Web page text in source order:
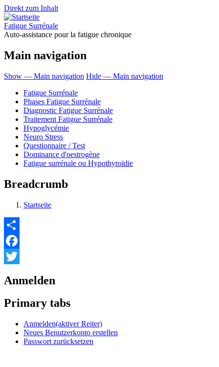
Direkt zum Inhalt
Fatigue Surrénale
Auto-assistance pour la fatigue chronique
Main navigation
Show — Main navigation Hide — Main navigation
Fatigue Surrénale
Phases Fatigue Surrénale
Diagnostic Fatigue Surrénale
Traitement Fatigue Surrénale
Hypoglycémie
Neuro Stress
Questionnaire / Test
Dominance d'oestrogène
Fatigue surrénale ou Hypothyroïdie
Breadcrumb
Startseite
Share
Facebook
Anmelden
Primary tabs
Anmelden(aktiver Reiter)
Neues Benutzerkonto erstellen
Passwort zurücksetzen